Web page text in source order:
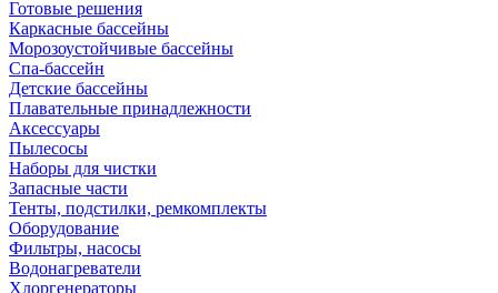
Готовые решения
Каркасные бассейны
Морозоустойчивые бассейны
Спа-бассейн
Детские бассейны
Плавательные принадлежности
Аксессуары
Пылесосы
Наборы для чистки
Запасные части
Тенты, подстилки, ремкомплекты
Оборудование
Фильтры, насосы
Водонагреватели
Хлоргенераторы